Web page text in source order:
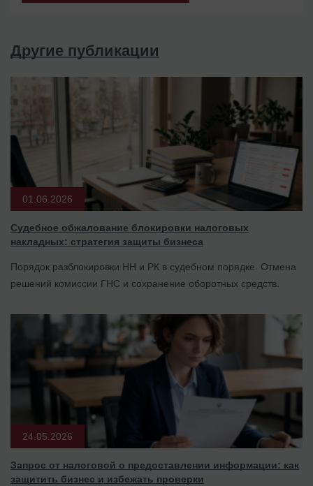
Другие публикации
01.06.2026
Судебное обжалование блокировки налоговых
накладных: стратегия защиты бизнеса
Порядок разблокировки НН и РК в судебном порядке. Отмена
решений комиссии ГНС и сохранение оборотных средств.
24.05.2026
Запрос от налоговой о предоставлении информации: как
защитить бизнес и избежать проверки